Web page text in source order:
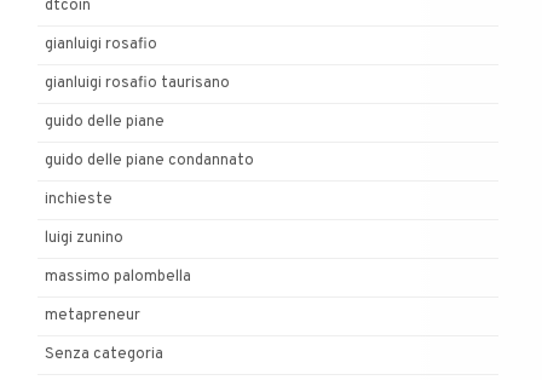
dtcoin
gianluigi rosafio
gianluigi rosafio taurisano
guido delle piane
guido delle piane condannato
inchieste
luigi zunino
massimo palombella
metapreneur
Senza categoria